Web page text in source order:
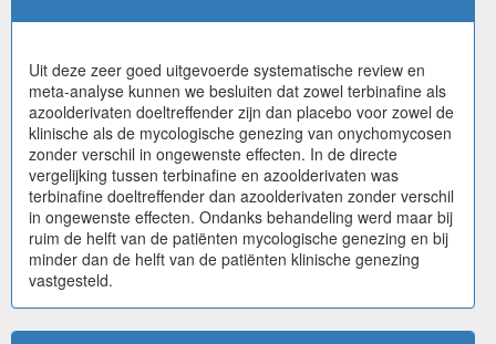
Uit deze zeer goed uitgevoerde systematische review en
meta-analyse kunnen we besluiten dat zowel terbinafine als
azoolderivaten doeltreffender zijn dan placebo voor zowel de
klinische als de mycologische genezing van onychomycosen
zonder verschil in ongewenste effecten. In de directe
vergelijking tussen terbinafine en azoolderivaten was
terbinafine doeltreffender dan azoolderivaten zonder verschil
in ongewenste effecten. Ondanks behandeling werd maar bij
ruim de helft van de patiënten mycologische genezing en bij
minder dan de helft van de patiënten klinische genezing
vastgesteld.